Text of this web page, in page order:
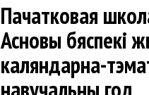
Пачатковая
Асновы бяспекі
каляндарна-